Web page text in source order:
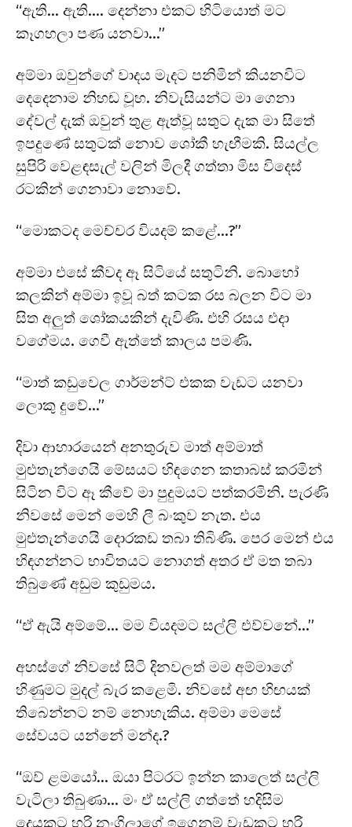
“ඇති… ඇති…. දෙන්නා එකට හිටියොත් මට
කෑගහලා පණ යනවා…”
අම්මා ඔවුන්ගේ වාදය මැදට පනිමින් කියනවිට
දෙදෙනාම නිහඬ වූහ. නිවැසියන්ට මා ගෙනා
දේවල් දැක් ඔවුන් තුළ ඇත්වූ සතුට දැක මා සිතේ
ඉපදුණේ සතුටක් නොව ශෝකී හැඟීමකි. සියල්ල
සුපිරි වෙළඳසැල් වලින් මිලදී ගත්තා මිස විදෙස්
රටකින් ගෙනාවා නොවේ.
“මොකටද මෙච්චර වියදම් කළේ…?”
අම්මා එසේ කීවද ඈ සිටියේ සතුටිනි. බොහෝ
කලකින් අම්මා ඉවූ බත් කටක රස බලන විට මා
සිත අලුත් ශෝකයකින් දැවිණි. එහි රසය එදා
වගේමය. ගෙවී ඇත්තේ කාලය පමණි.
“මාත් කඩුවෙල ගාර්මන්ට් එකක වැඩට යනවා
ලොකු දුවේ…”
දිවා ආහාරයෙන් අනතුරුව මාත් අම්මාත්
මුළුතැන්ගෙයි මේසයට හිඳගෙන කතාබස් කරමින්
සිටින විට ඈ කීවේ මා පුදුමයට පත්කරමිනි. පැරණි
නිවසේ මෙන් මෙහි ලී බංකුව නැත. එය
මුළුතැන්ගෙයි දොරකඩ තබා තිබිණි. පෙර මෙන් එය
හිඳගන්නට භාවිතයට නොගත් අතර ඒ මත තබා
තිබුණේ අඩුම කුඩුමය.
“ඒ ඇයි අම්මේ… මම වියදමට සල්ලි එව්වනේ…”
අහස්ගේ නිවසේ සිටි දිනවලත් මම අම්මාගේ
හිණුමට මුදල් බැර කළෙමි. නිවසේ අඟ හිඟයක්
තිබෙන්නට නම් නොහැකිය. අම්මා මෙසේ
සේවයට යන්නේ මන්ද.?
“ඔව් ළමයෝ… ඔයා පිටරට ඉන්න කාලෙත් සල්ලි
වැටිලා තිබුණා… මං ඒ සල්ලි ගත්තේ හදිසිම
දෙයකට හරි නංගිලාගේ ඉගෙනුම් වැඩකට හරි